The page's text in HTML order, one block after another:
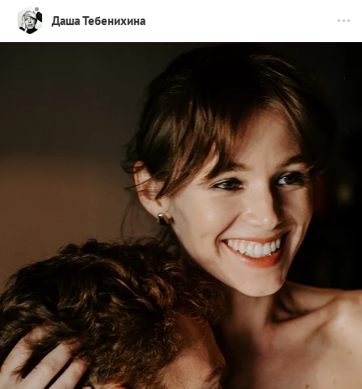
Даша Тебенихина